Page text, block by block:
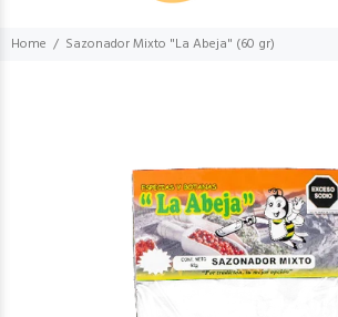
Home Sazonador Mixto "La Abeja" (60 gr)